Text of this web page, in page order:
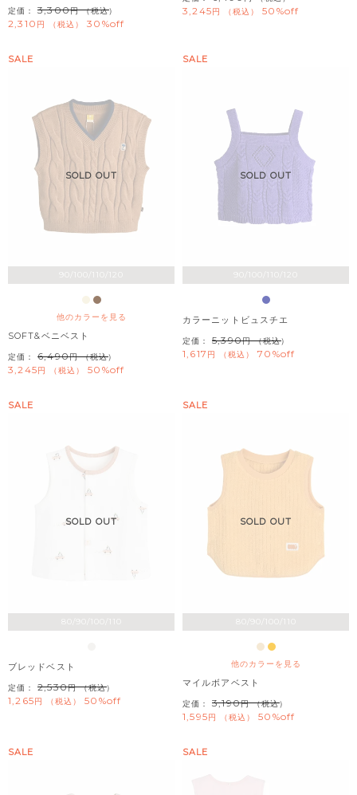
定価： 3,300 （税込）
2,310 税込 30%off
3,245 税込 50%off
他のカラーを見る
SOLD OUT
SALE
SOFT&ベニベスト
定価： 6,490 （税込）
3,245 税込 50%off
SOLD OUT
SALE
カラーニットビュスチエ
定価： 5,390 （税込）
1,617 税込 70%off
80/90/100/110
SOLD OUT
SALE
ブレッドベスト
定価： 2,530 （税込）
1,265 税込 50%off
80/90/100/110
他のカラーを見る
SOLD OUT
SALE
マイルボアベスト
定価： 3,190 （税込）
1,595 税込 50%off
SALE SALE